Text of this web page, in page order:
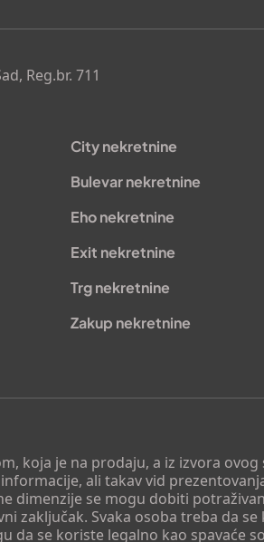
koja je na prodaju, a iz izvora
ali takav vid
dimenzije se mogu dobiti
zaključak. Svaka osoba treba da
da se koriste legalno kao spavaće
Reg.br. 711
City nekretnine
Bulevar nekretnine
Eho nekretnine
Exit nekretnine
Trg nekretnine
Zakup nekretnine